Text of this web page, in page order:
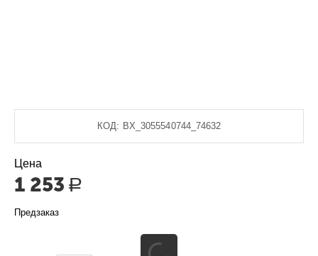
КОД: BX_3055540744_74632
Цена
1 253 Р
Предзаказ